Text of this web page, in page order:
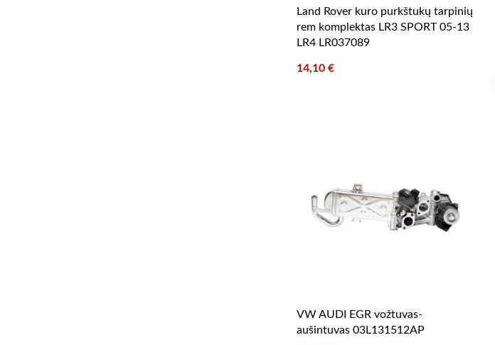
Land Rover kuro purkštukų tarpinių
rem komplektas LR3 SPORT 05-13
LR4 LR037089
14,10 €
VW AUDI EGR vožtuvas-
aušintuvas 03L131512AP